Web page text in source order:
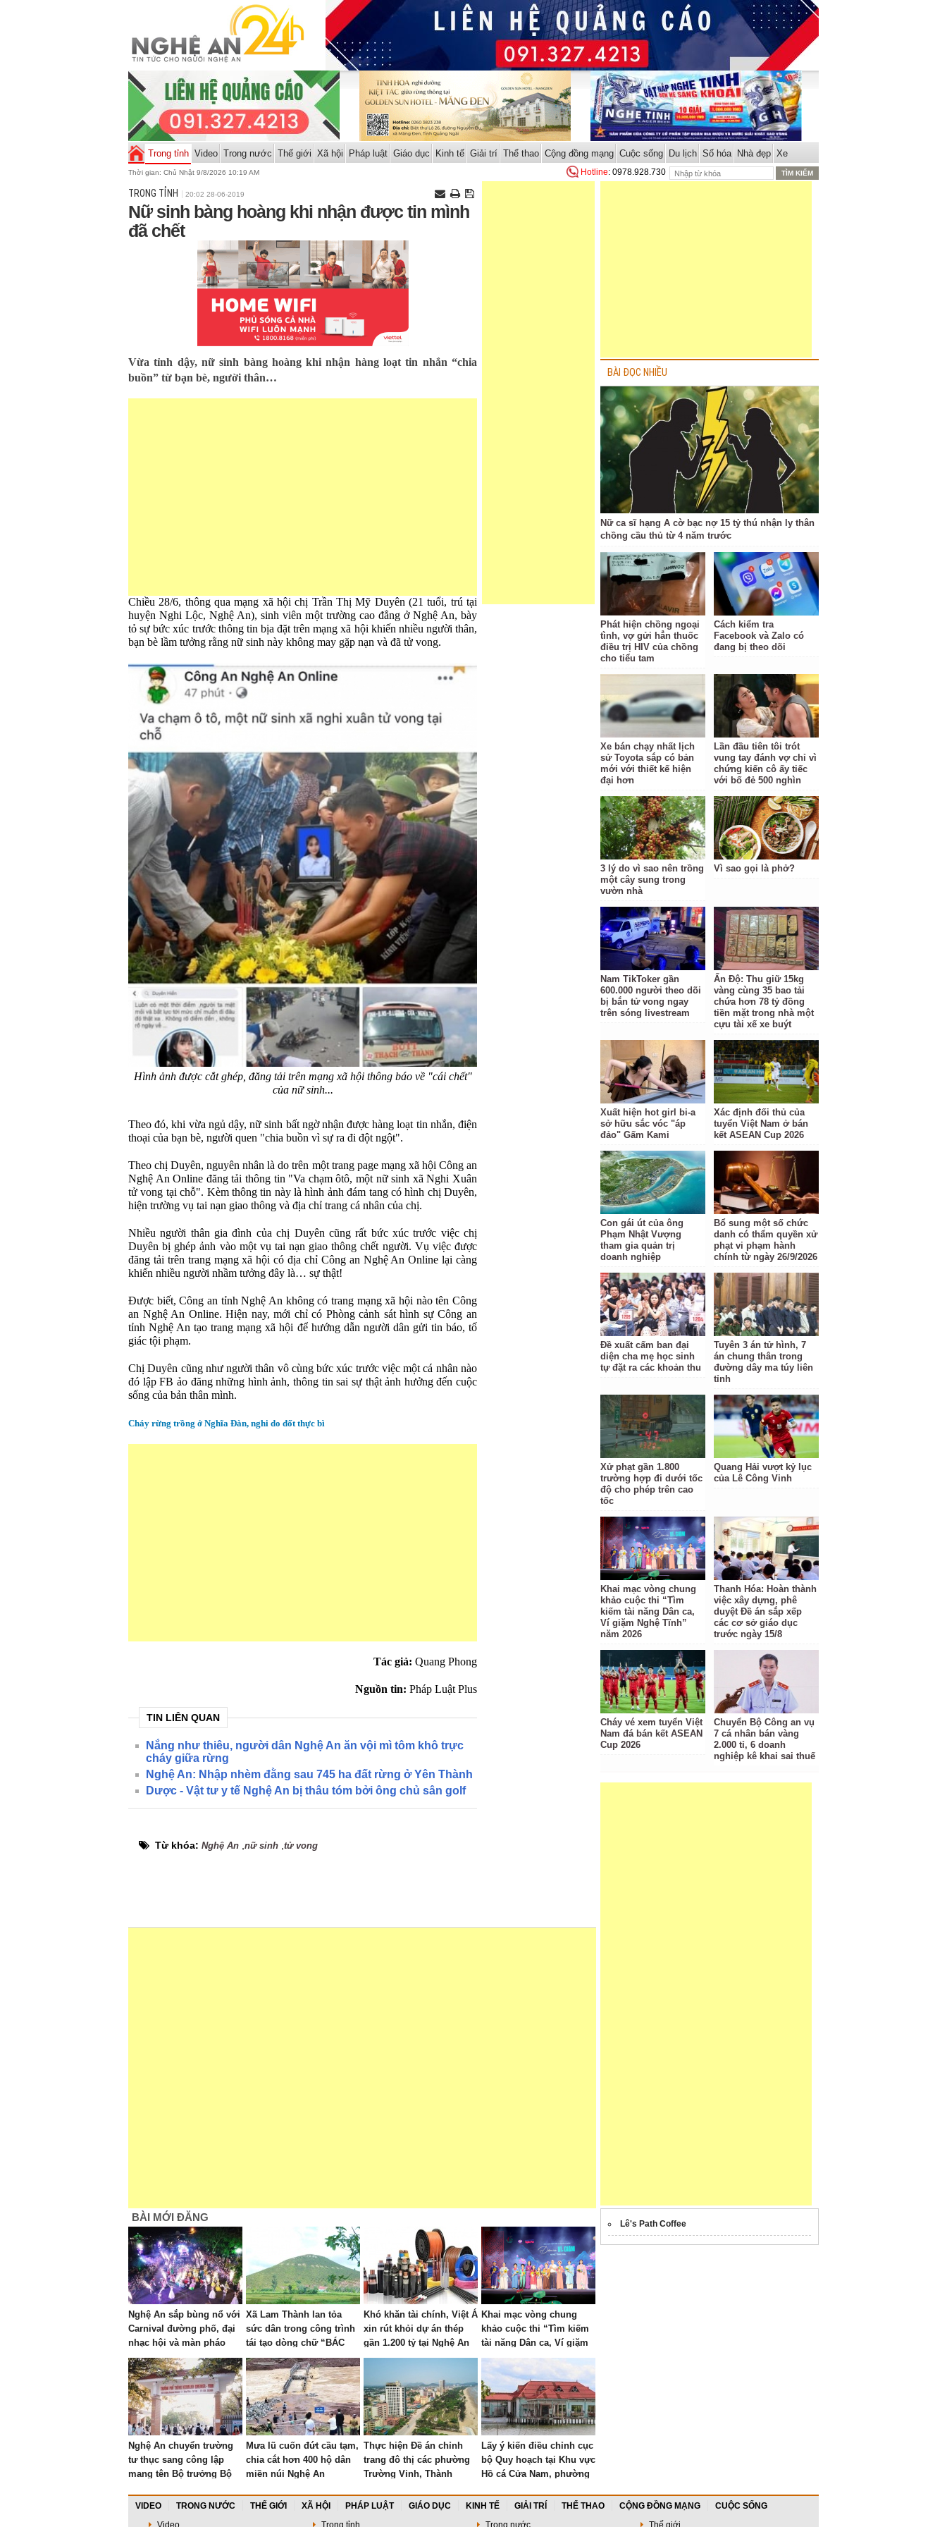
Trong tỉnh Video Trong nước Thế giới Xã hội Pháp luật Giáo dục Kinh tế Giải trí Thể thao Cộng đồng mạng Cuộc sống Du lịch Số hóa Nhà đẹp Xe
Thời gian: Chủ Nhật 9/8/2026 10:19 AM Hotline: 0978.928.730
TRONG TỈNH 20:02 28-06-2019
Nữ sinh bàng hoàng khi nhận được tin mình
đã chết
Vừa tỉnh dậy, nữ sinh bàng hoàng khi nhận hàng loạt tin nhắn “chia
buồn” từ bạn bè, người thân…
Chiều 28/6, thông qua mạng xã hội chị Trần Thị Mỹ Duyên (21 tuổi, trú tại
huyện Nghi Lộc, Nghệ An), sinh viên một trường cao đẳng ở Nghệ An, bày
tỏ sự bức xúc trước thông tin bịa đặt trên mạng xã hội khiến nhiều người thân,
bạn bè lầm tưởng rằng nữ sinh này không may gặp nạn và đã tử vong.
Hình ảnh được cắt ghép, đăng tải trên mạng xã hội thông báo về "cái chết"
của nữ sinh...
Theo đó, khi vừa ngủ dậy, nữ sinh bất ngờ nhận được hàng loạt tin nhắn, điện
thoại của bạn bè, người quen "chia buồn vì sự ra đi đột ngột".
Theo chị Duyên, nguyên nhân là do trên một trang page mạng xã hội Công an
Nghệ An Online đăng tải thông tin "Va chạm ôtô, một nữ sinh xã Nghi Xuân
tử vong tại chỗ". Kèm thông tin này là hình ảnh đám tang có hình chị Duyên,
hiện trường vụ tai nạn giao thông và địa chỉ trang cá nhân của chị.
Nhiều người thân gia đình của chị Duyên cũng rất bức xúc trước việc chị
Duyên bị ghép ảnh vào một vụ tai nạn giao thông chết người. Vụ việc được
đăng tải trên trang mạng xã hội có địa chỉ Công an Nghệ An Online lại càng
khiến nhiều người nhầm tưởng đây là… sự thật!
Được biết, Công an tỉnh Nghệ An không có trang mạng xã hội nào tên Công
an Nghệ An Online. Hiện nay, mới chỉ có Phòng cảnh sát hình sự Công an
tỉnh Nghệ An tạo trang mạng xã hội để hướng dẫn người dân gửi tin báo, tố
giác tội phạm.
Chị Duyên cũng như người thân vô cùng bức xúc trước việc một cá nhân nào
đó lập FB ảo đăng những hình ảnh, thông tin sai sự thật ảnh hưởng đến cuộc
sống của bản thân mình.
Cháy rừng trồng ở Nghĩa Đàn, nghi do đốt thực bì
Tác giả: Quang Phong
Nguồn tin: Pháp Luật Plus
TIN LIÊN QUAN
Nắng như thiêu, người dân Nghệ An ăn vội mì tôm khô trực
cháy giữa rừng
Nghệ An: Nhập nhèm đằng sau 745 ha đất rừng ở Yên Thành
Dược - Vật tư y tế Nghệ An bị thâu tóm bởi ông chủ sân golf
Từ khóa: Nghệ An nữ sinh tử vong
BÀI MỚI ĐĂNG
Nghệ An sắp bùng nổ với
Carnival đường phố, đại
nhạc hội và màn pháo
hoa mãn nhãn
Xã Lam Thành lan tỏa
sức dân trong công trình
tái tạo dòng chữ “BÁC
HỒ SỐNG MÃI” trên Núi
Nhón
Khó khăn tài chính, Việt Á
xin rút khỏi dự án thép
gần 1.200 tỷ tại Nghệ An
Khai mạc vòng chung
khảo cuộc thi “Tìm kiếm
tài năng Dân ca, Ví giặm
Nghệ Tĩnh” năm 2026
Nghệ An chuyển trường
tư thục sang công lập
mang tên Bộ trưởng Bộ
Mưa lũ cuốn đứt cầu tạm,
chia cắt hơn 400 hộ dân
miền núi Nghệ An
Thực hiện Đề án chỉnh
trang đô thị các phường
Trường Vinh, Thành
Hưng, Vinh Phú và Cửa
Lấy ý kiến điều chỉnh cục
bộ Quy hoạch tại Khu vực
Hồ cá Cửa Nam, phường
BÀI ĐỌC NHIỀU
Nữ ca sĩ hạng A cờ bạc nợ 15 tỷ thú nhận ly thân
chồng cầu thủ từ 4 năm trước
Phát hiện chồng ngoại
tình, vợ gửi hẳn thuốc
điều trị HIV của chồng
cho tiểu tam
Cách kiểm tra
Facebook và Zalo có
đang bị theo dõi
Xe bán chạy nhất lịch
sử Toyota sắp có bản
mới với thiết kế hiện
đại hơn
Lần đầu tiên tôi trót
vung tay đánh vợ chỉ vì
chứng kiến cô ấy tiếc
với bố đẻ 500 nghìn
3 lý do vì sao nên trồng
một cây sung trong
vườn nhà
Vì sao gọi là phở?
Nam TikToker gần
600.000 người theo dõi
bị bắn tử vong ngay
trên sóng livestream
Ấn Độ: Thu giữ 15kg
vàng cùng 35 bao tải
chứa hơn 78 tỷ đồng
tiền mặt trong nhà một
cựu tài xế xe buýt
Xuất hiện hot girl bi-a
sở hữu sắc vóc "áp
đảo" Gấm Kami
Xác định đối thủ của
tuyển Việt Nam ở bán
kết ASEAN Cup 2026
Con gái út của ông
Phạm Nhật Vượng
tham gia quản trị
doanh nghiệp
Bổ sung một số chức
danh có thẩm quyền xử
phạt vi phạm hành
chính từ ngày 26/9/2026
Đề xuất cấm ban đại
diện cha mẹ học sinh
tự đặt ra các khoản thu
Tuyên 3 án tử hình, 7
án chung thân trong
đường dây ma túy liên
tỉnh
Xử phạt gần 1.800
trường hợp đi dưới tốc
độ cho phép trên cao
tốc
Quang Hải vượt kỷ lục
của Lê Công Vinh
Khai mạc vòng chung
khảo cuộc thi “Tìm
kiếm tài năng Dân ca,
Ví giặm Nghệ Tĩnh”
năm 2026
Thanh Hóa: Hoàn thành
việc xây dựng, phê
duyệt Đề án sắp xếp
các cơ sở giáo dục
trước ngày 15/8
Cháy vé xem tuyển Việt
Nam đá bán kết ASEAN
Cup 2026
Chuyển Bộ Công an vụ
7 cá nhân bán vàng
2.000 tỉ, 6 doanh
nghiệp kê khai sai thuế
Lê's Path Coffee
VIDEO TRONG NƯỚC THẾ GIỚI XÃ HỘI PHÁP LUẬT GIÁO DỤC KINH TẾ GIẢI TRÍ THỂ THAO CỘNG ĐỒNG MẠNG
CUỘC SỐNG
Video
Trong tỉnh Trong nước Thế giới